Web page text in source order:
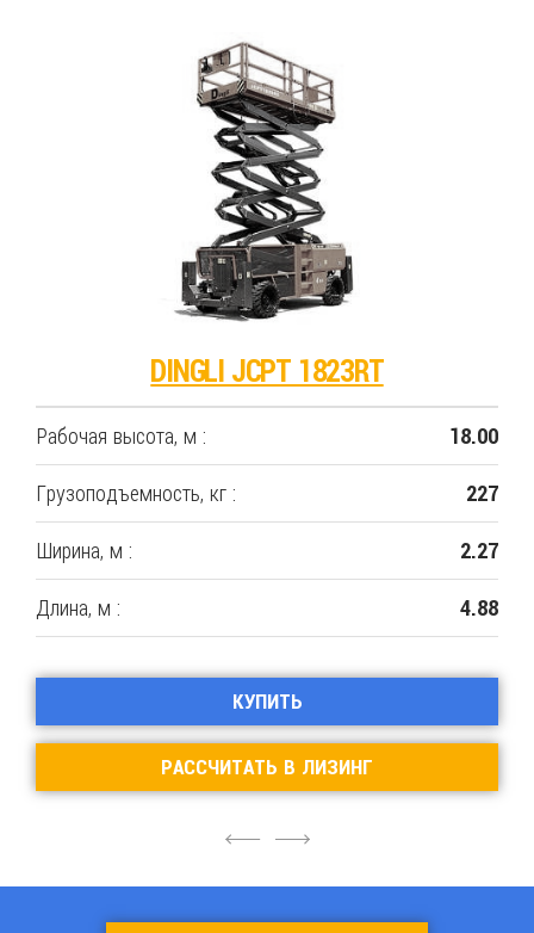
4
DINGLI JCPT 1823RT
Рабочая высота, м : 18.00
Грузоподъемность, кг : 227
Ширина, м : 2.27
Длина, м : 4.88
КУПИТЬ
РАССЧИТАТЬ В ЛИЗИНГ
6